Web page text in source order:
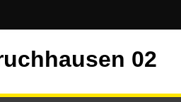
02